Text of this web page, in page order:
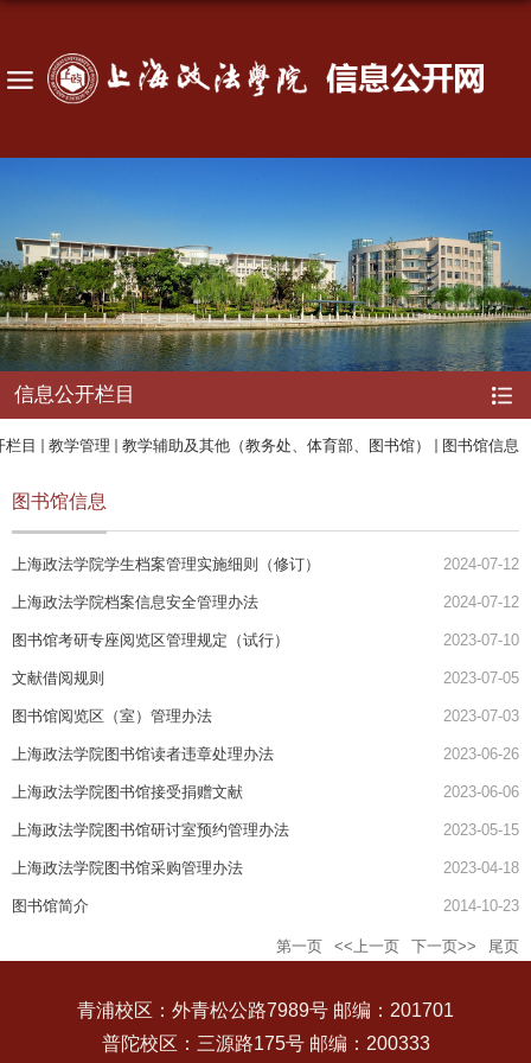
信息公开栏目
栏目 教学管理 教学辅助及其他（教务处、体育部、图书馆） 图书馆信息
图书馆信息
上海政法学院学生档案管理实施细则（修订） 2024-07-12
上海政法学院档案信息安全管理办法 2024-07-12
图书馆考研专座阅览区管理规定（试行） 2023-07-10
文献借阅规则 2023-07-05
图书馆阅览区（室）管理办法 2023-07-03
上海政法学院图书馆读者违章处理办法 2023-06-26
上海政法学院图书馆接受捐赠文献 2023-06-06
上海政法学院图书馆研讨室预约管理办法 2023-05-15
上海政法学院图书馆采购管理办法 2023-04-18
图书馆简介 2014-10-23
第一页 <<上一页 下一页>> 尾页
青浦校区：外青松公路7989号 邮编：201701
普陀校区：三源路175号 邮编：200333